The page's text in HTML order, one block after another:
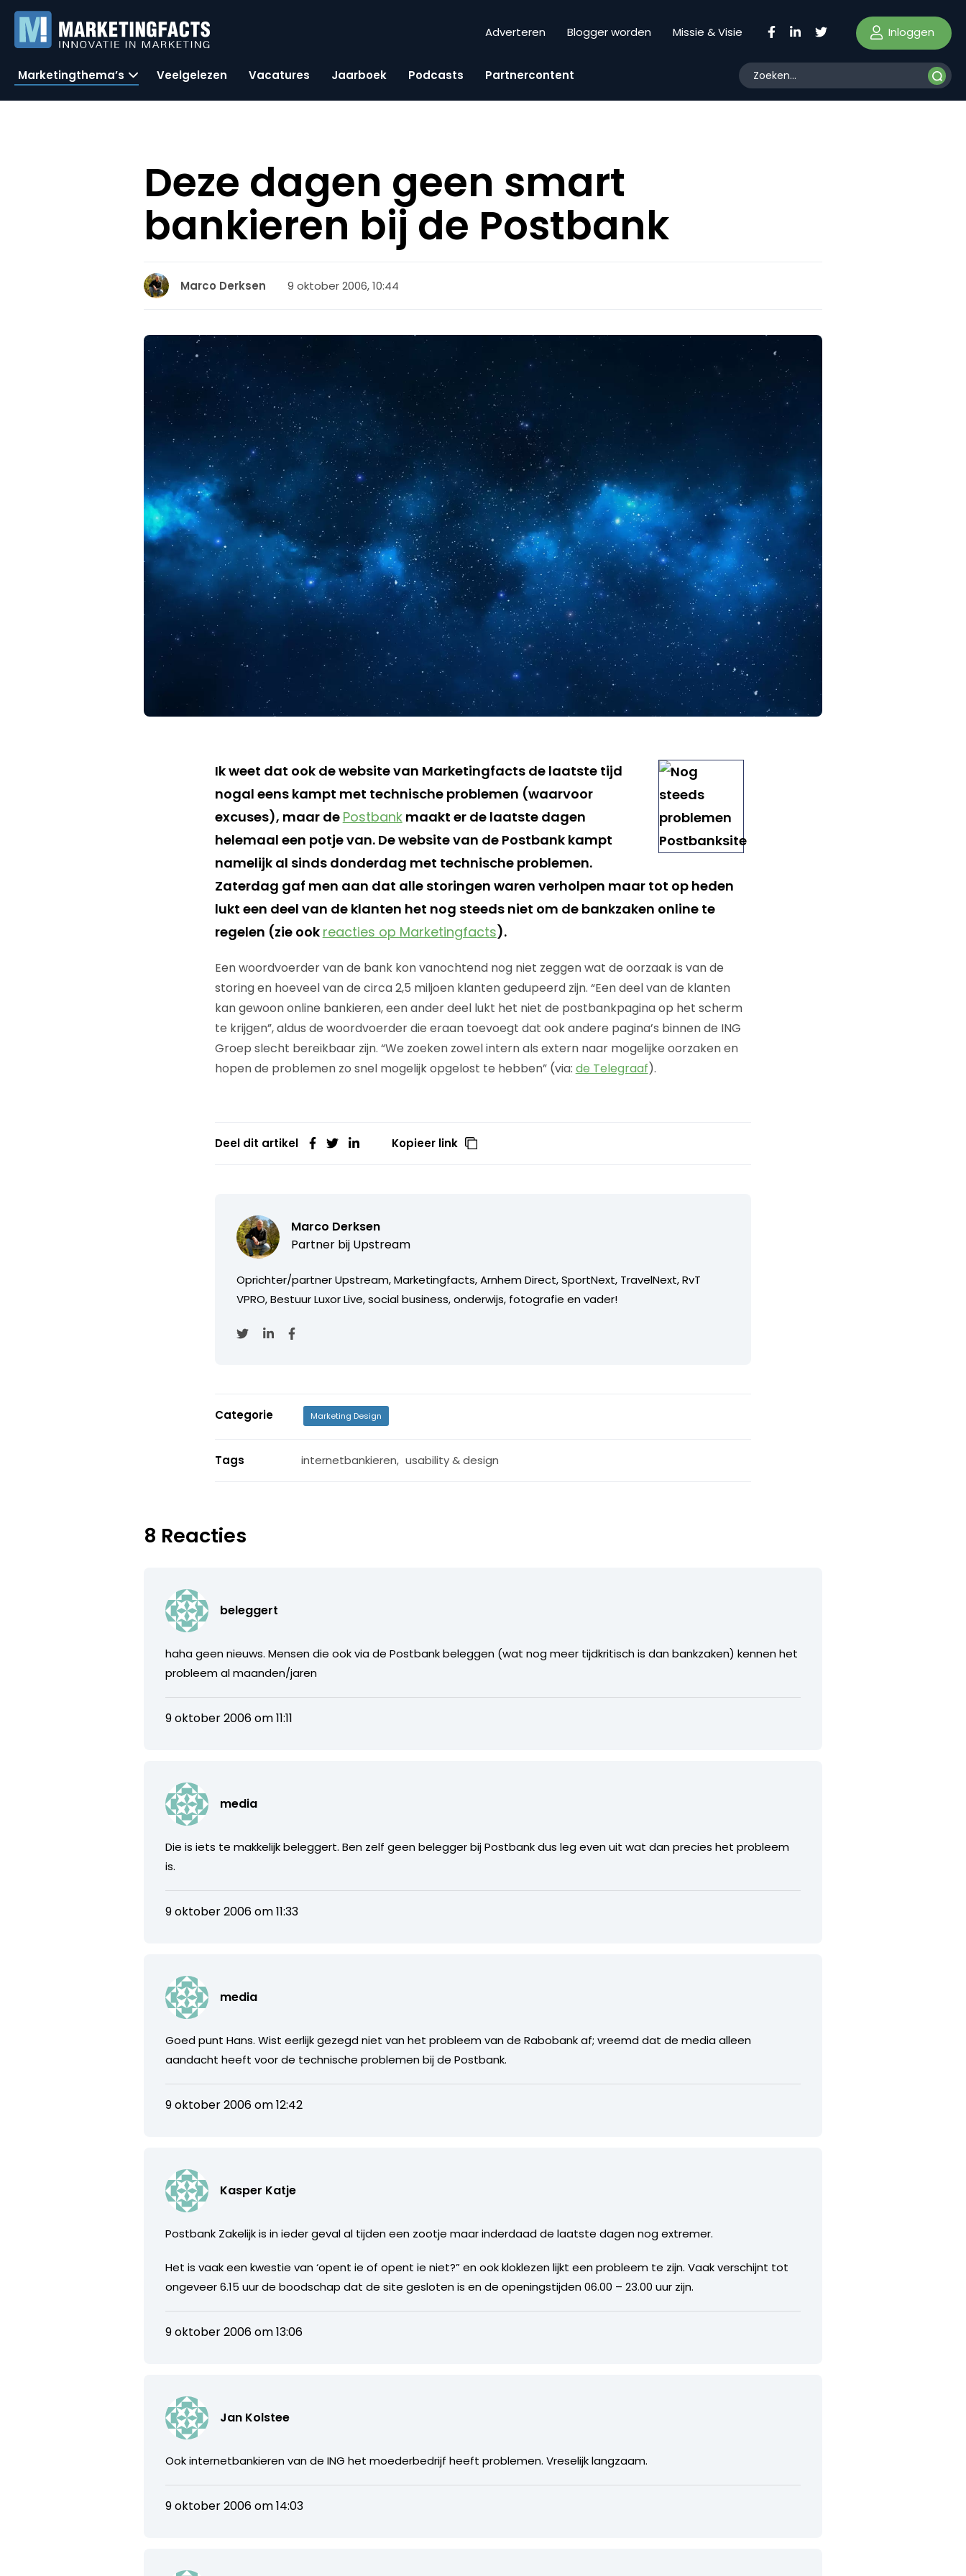
Adverteren Blogger worden Missie & Visie Inloggen
Marketingthema’s Veelgelezen Vacatures Jaarboek Podcasts Partnercontent
Deze dagen geen smart
bankieren bij de Postbank
Marco Derksen 9 oktober 2006, 10:44
Ik weet dat ook de website van Marketingfacts de laatste tijd
nogal eens kampt met technische problemen (waarvoor
excuses), maar de Postbankmaakt er de laatste dagen
helemaal een potje van. De website van de Postbank kampt
namelijk al sinds donderdag met technische problemen.
Zaterdag gaf men aan dat alle storingen waren verholpen maar tot op heden
lukt een deel van de klanten het nog steeds niet om de bankzaken online te
regelen (zie ook reacties op Marketingfacts).
Een woordvoerder van de bank kon vanochtend nog niet zeggen wat de oorzaak is van de
storing en hoeveel van de circa 2,5 miljoen klanten gedupeerd zijn. “Een deel van de klanten
kan gewoon online bankieren, een ander deel lukt het niet de postbankpagina op het scherm
te krijgen”, aldus de woordvoerder die eraan toevoegt dat ook andere pagina’s binnen de ING
Groep slecht bereikbaar zijn. “We zoeken zowel intern als extern naar mogelijke oorzaken en
hopen de problemen zo snel mogelijk opgelost te hebben” (via: de Telegraaf).
Deel dit artikel Kopieer link
Marco Derksen
Partner bij Upstream
Oprichter/partner Upstream, Marketingfacts, Arnhem Direct, SportNext, TravelNext, RvT
VPRO, Bestuur Luxor Live, social business, onderwijs, fotografie en vader!
Categorie Marketing Design
Tags internetbankieren, usability & design
8 Reacties
beleggert
haha geen nieuws. Mensen die ook via de Postbank beleggen (wat nog meer tijdkritisch is dan bankzaken) kennen het
probleem al maanden/jaren
9 oktober 2006 om 11:11
media
Die is iets te makkelijk beleggert. Ben zelf geen belegger bij Postbank dus leg even uit wat dan precies het probleem
is.
9 oktober 2006 om 11:33
media
Goed punt Hans. Wist eerlijk gezegd niet van het probleem van de Rabobank af; vreemd dat de media alleen
aandacht heeft voor de technische problemen bij de Postbank.
9 oktober 2006 om 12:42
Kasper Katje
Postbank Zakelijk is in ieder geval al tijden een zootje maar inderdaad de laatste dagen nog extremer.
Het is vaak een kwestie van ‘opent ie of opent ie niet?” en ook kloklezen lijkt een probleem te zijn. Vaak verschijnt tot
ongeveer 6.15 uur de boodschap dat de site gesloten is en de openingstijden 06.00 – 23.00 uur zijn.
9 oktober 2006 om 13:06
Jan Kolstee
Ook internetbankieren van de ING het moederbedrijf heeft problemen. Vreselijk langzaam.
9 oktober 2006 om 14:03